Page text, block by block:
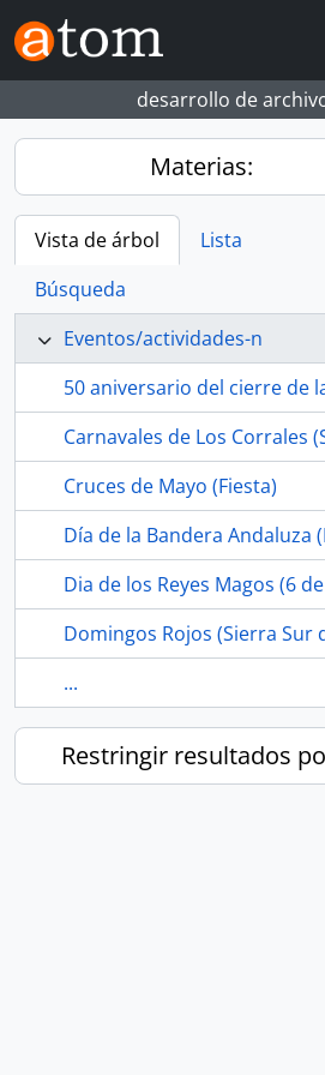
Skip to main content
desarrollo de
Materias:
Vista de árbol
Lista
Búsqueda
Eventos/actividades-n
Cruces de Mayo (Fiesta)
...
Restringir resultados